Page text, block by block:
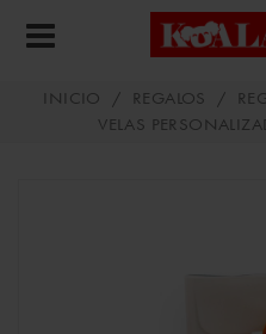
INICIO / REGALOS /
VELAS